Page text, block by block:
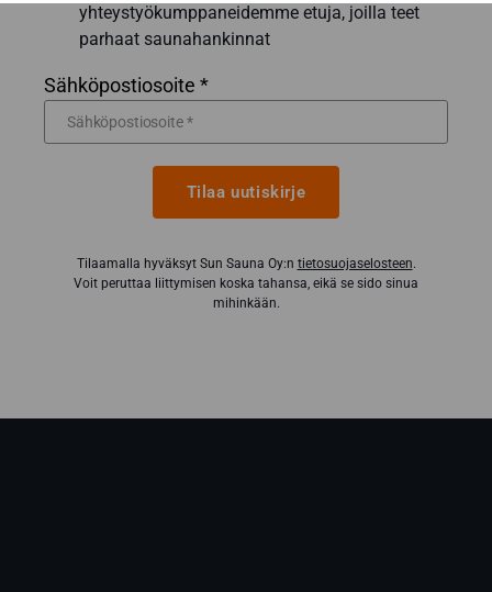
yhteystyökumppaneidemme etuja, joilla teet
parhaat saunahankinnat
Sähköpostiosoite *
Tilaa uutiskirje
Tilaamalla hyväksyt Sun Sauna Oy:n tietosuojaselosteen.
Voit peruttaa liittymisen koska tahansa, eikä se sido sinua
mihinkään.